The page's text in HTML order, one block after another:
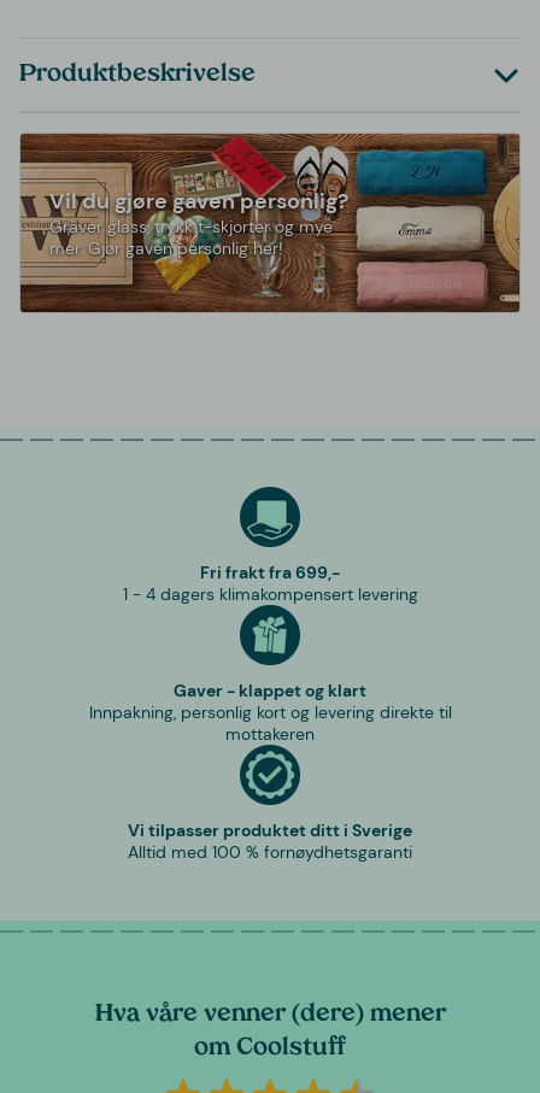
Produktbeskrivelse
Vil du gjøre gaven personlig?
Graver glass, trykk t-skjorter og mye
mer. Gjør gaven personlig her!
Fri frakt fra 699,-
1 - 4 dagers klimakompensert levering
Gaver - klappet og klart
Innpakning, personlig kort og levering direkte til
mottakeren
Vi tilpasser produktet ditt i Sverige
Alltid med 100 % fornøydhetsgaranti
Hva våre venner (dere) mener
om Coolstuff